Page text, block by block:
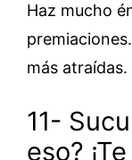
Haz mucho
más atraídas.
11-
eso?